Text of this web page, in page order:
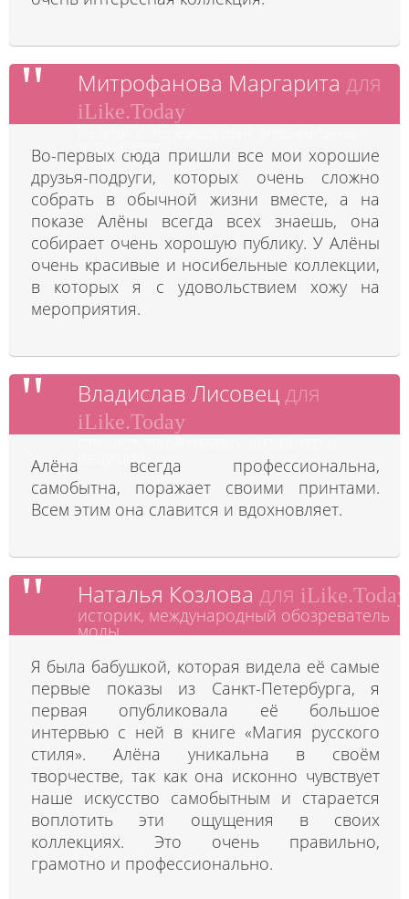
Митрофанова Маргарита для
iLike.Today
радио- и телеведущая, музыкальный
журналист
Во-первых сюда пришли все мои хорошие
друзья-подруги, которых очень сложно
собрать в обычной жизни вместе, а на
показе Алёны всегда всех знаешь, она
собирает очень хорошую публику. У Алёны
очень красивые и носибельные коллекции,
в которых я с удовольствием хожу на
мероприятия.
Владислав Лисовецдля
iLike.Today
стилист, парикмахер, дизайнер и
ведущий
Алёна всегда профессиональна,
самобытна, поражает своими принтами.
Всем этим она славится и вдохновляет.
Наталья Козлова для iLike.Today
историк, международный обозреватель
моды
Я была бабушкой, которая видела её самые
первые показы из Санкт-Петербурга, я
первая опубликовала её большое
интервью с ней в книге «Магия русского
стиля». Алёна уникальна в своём
творчестве, так как она исконно чувствует
наше искусство самобытным и старается
воплотить эти ощущения в своих
коллекциях. Это очень правильно,
грамотно и профессионально.